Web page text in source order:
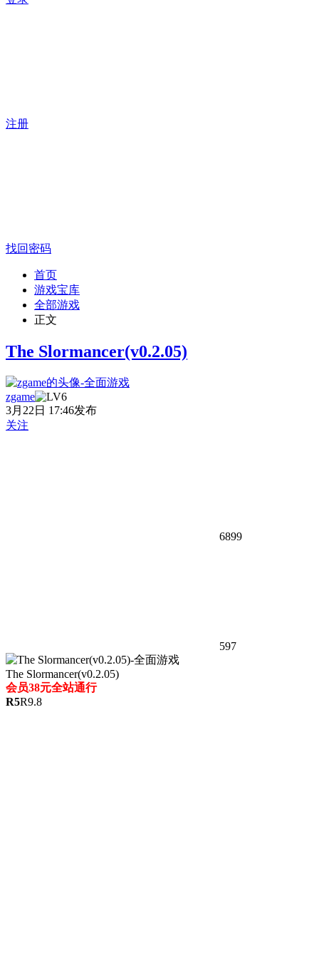
注册
找回密码
首页
游戏宝库
全部游戏
正文
The Slormancer(v0.2.05)
zgame
3月22日 17:46发布
关注
6899
597
The Slormancer(v0.2.05)
会员38元全站通行
R5R9.8